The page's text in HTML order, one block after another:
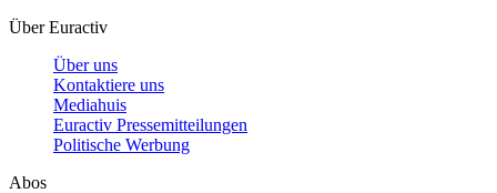
Über Euractiv
Über uns
Kontaktiere uns
Mediahuis
Euractiv Pressemitteilungen
Politische Werbung
Abos